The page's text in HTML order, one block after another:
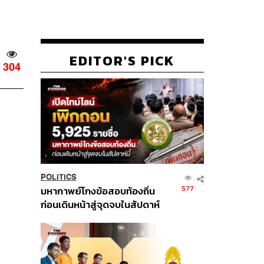
304 EDITOR'S PICK
POLITICS
มหากาพย์โกงข้อสอบท้องถิ่น
ก่อนเดินหน้าสู่จุดจบในสัปดาห์
577